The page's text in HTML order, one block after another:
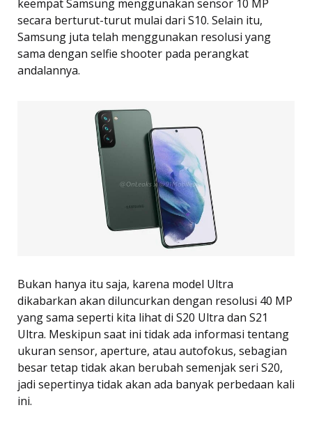
keempat Samsung menggunakan sensor 10 MP
secara berturut-turut mulai dari S10. Selain itu,
Samsung juta telah menggunakan resolusi yang
sama dengan selfie shooter pada perangkat
andalannya.
Bukan hanya itu saja, karena model Ultra
dikabarkan akan diluncurkan dengan resolusi 40 MP
yang sama seperti kita lihat di S20 Ultra dan S21
Ultra. Meskipun saat ini tidak ada informasi tentang
ukuran sensor, aperture, atau autofokus, sebagian
besar tetap tidak akan berubah semenjak seri S20,
jadi sepertinya tidak akan ada banyak perbedaan kali
ini.